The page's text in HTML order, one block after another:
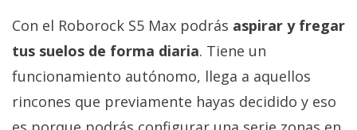
El medio de
comunicación
digital donde
todas las
Con el Roborock S5 Max podrás aspirar y fregar
tus suelos de forma diaria. Tiene un
funcionamiento autónomo, llega a aquellos
rincones que previamente hayas decidido y eso